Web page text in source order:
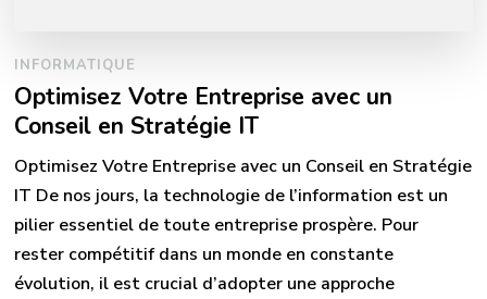
INFORMATIQUE
Optimisez Votre Entreprise avec un
Conseil en Stratégie IT
Optimisez Votre Entreprise avec un Conseil en Stratégie
IT De nos jours, la technologie de l’information est un
pilier essentiel de toute entreprise prospère. Pour
rester compétitif dans un monde en constante
évolution, il est crucial d’adopter une approche